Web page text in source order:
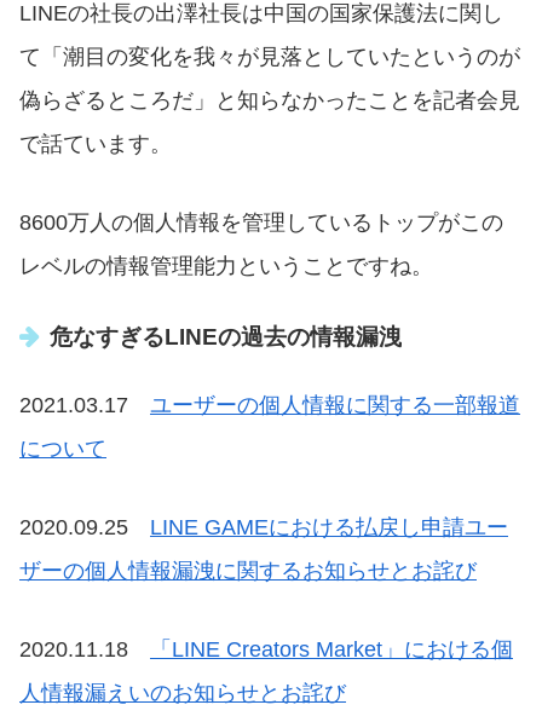
LINEの社長の出澤社長は中国の国家保護法に関し
て「潮目の変化を我々が見落としていたというのが
偽らざるところだ」と知らなかったことを記者会見
で話ています。
8600万人の個人情報を管理しているトップがこの
レベルの情報管理能力ということですね。
危なすぎるLINEの過去の情報漏洩
2021.03.17 ユーザーの個人情報に関する一部報道
について
2020.09.25 LINE GAMEにおける払戻し申請ユー
ザーの個人情報漏洩に関するお知らせとお詫び
2020.11.18
「LINE Creators Market」における個
人情報漏えいのお知らせとお詫び